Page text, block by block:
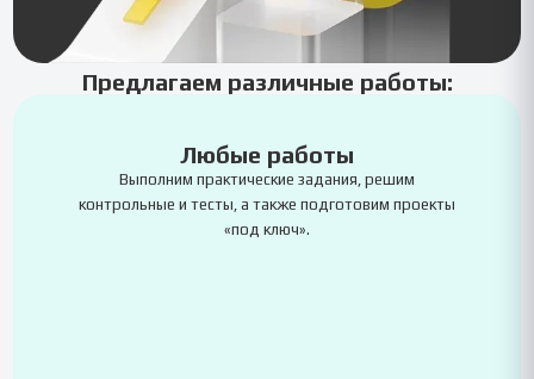
Предлагаем различные работы:
Любые работы
Выполним практические задания, решим
контрольные и тесты, а также подготовим проекты
«под ключ».